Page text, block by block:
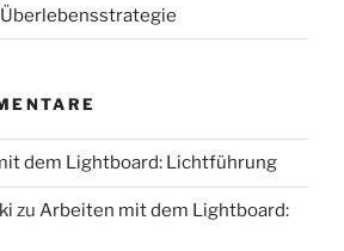
dem Lightboard: Lichtführung
zu Arbeiten mit dem Lightboard: